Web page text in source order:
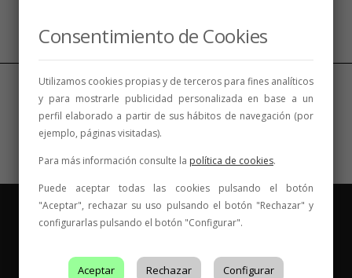
Consentimiento de Cookies
Utilizamos cookies propias y de terceros para fines analíticos
y para mostrarle publicidad personalizada en base a un
perfil elaborado a partir de sus hábitos de navegación (por
ejemplo, páginas visitadas).
Para más información consulte la política de cookies.
Puede aceptar todas las cookies pulsando el botón
"Aceptar", rechazar su uso pulsando el botón "Rechazar" y
configurarlas pulsando el botón "Configurar".
Aceptar Rechazar Configurar